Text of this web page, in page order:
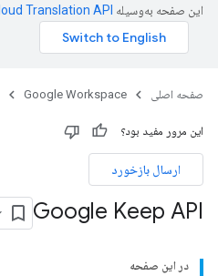
این صفحه به‌وسیله
صفحه اصلی Google Workspace
این مرور مفید بود؟
ارسال بازخورد
Google Keep API
در این صفحه